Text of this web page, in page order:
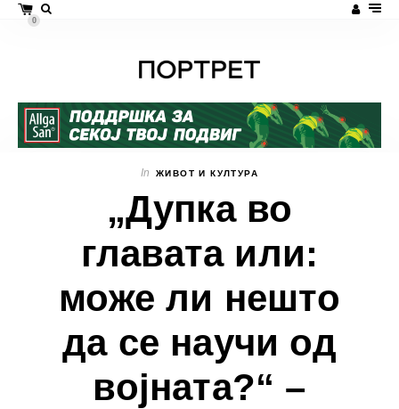
0
In ЖИВОТ И КУЛТУРА
„Дупка во
главата или:
може ли нешто
да се научи од
војната?“ –